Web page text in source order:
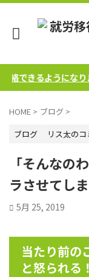
きるようになりまし
HOME > ブログ >
ブログ
リス太の
「そんなの
ラさせてし
5月 25, 2019
当たり前の
と怒られる